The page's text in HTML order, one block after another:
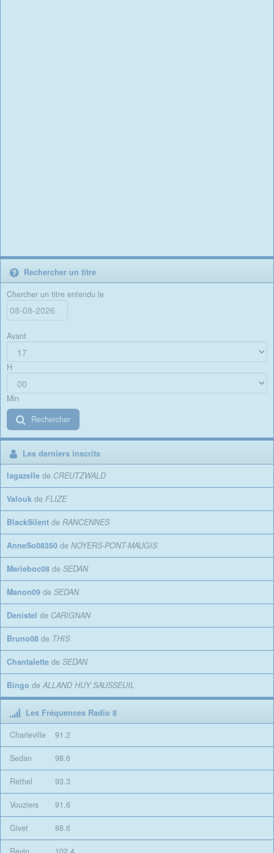
Rechercher un titre
Chercher un titre entendu le
Avant
H
Min
Rechercher
Les derniers inscrits
lagazelle de CREUTZWALD
Valouk de FLIZE
BlackSilent de RANCENNES
AnneSo08350 de NOYERS-PONT-MAUGIS
Marieboc08 de SEDAN
Manon09 de SEDAN
Denistel de CARIGNAN
Bruno08 de THIS
Chantalette de SEDAN
Bingo de ALLAND HUY SAUSSEUIL
Les Fréquences Radio 8
Charleville
91.2
Sedan 98.6
Rethel 93.3
Vouziers 91.6
Givet 88.6